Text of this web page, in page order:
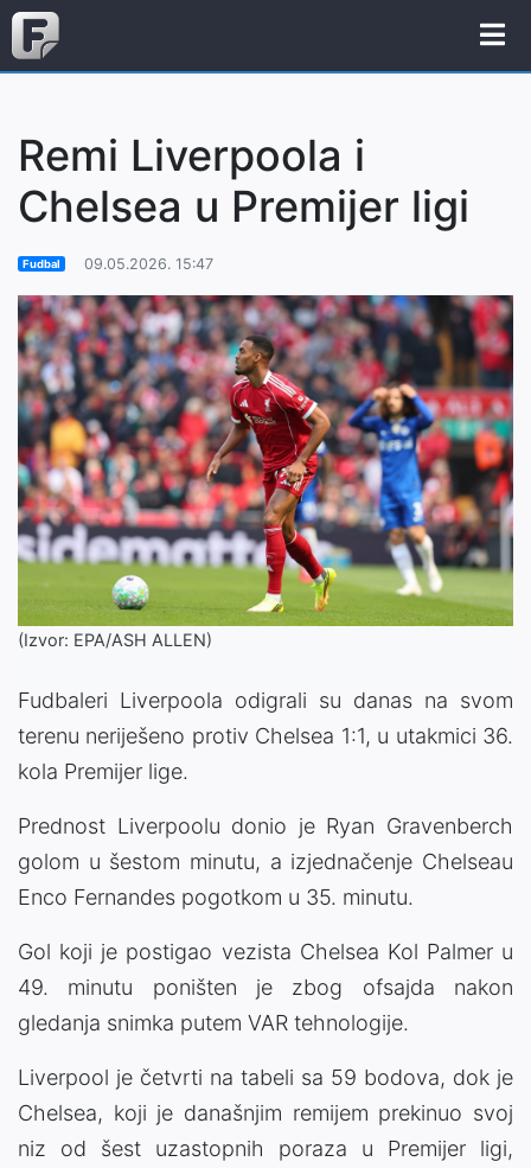
Remi Liverpoola i
Chelsea u Premijer ligi
Fudbal 09.05.2026. 15:47
(Izvor: EPA/ASH ALLEN)
Fudbaleri Liverpoola odigrali su danas na svom
terenu neriješeno protiv Chelsea 1:1, u utakmici 36.
kola Premijer lige.
Prednost Liverpoolu donio je Ryan Gravenberch
golom u šestom minutu, a izjednačenje Chelseau
Enco Fernandes pogotkom u 35. minutu.
Gol koji je postigao vezista Chelsea Kol Palmer u
49. minutu poništen je zbog ofsajda nakon
gledanja snimka putem VAR tehnologije.
Liverpool je četvrti na tabeli sa 59 bodova, dok je
Chelsea, koji je današnjim remijem prekinuo svoj
niz od šest uzastopnih poraza u Premijer ligi,